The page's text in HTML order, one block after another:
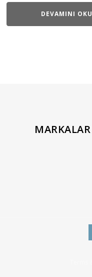
DEVAMINI OKU
MARKALAR